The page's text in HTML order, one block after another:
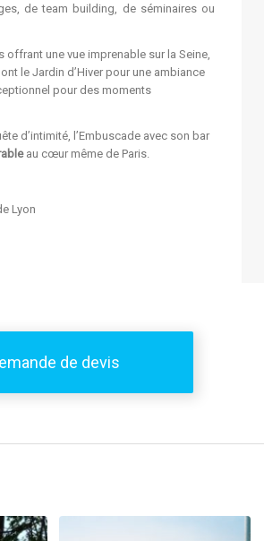
de team building, de séminaires ou
une vue imprenable sur la Seine,
le Jardin d’Hiver pour une ambiance
pour des moments
d’intimité, l’Embuscade avec son bar
au cœur même de Paris.
Lyon
de devis